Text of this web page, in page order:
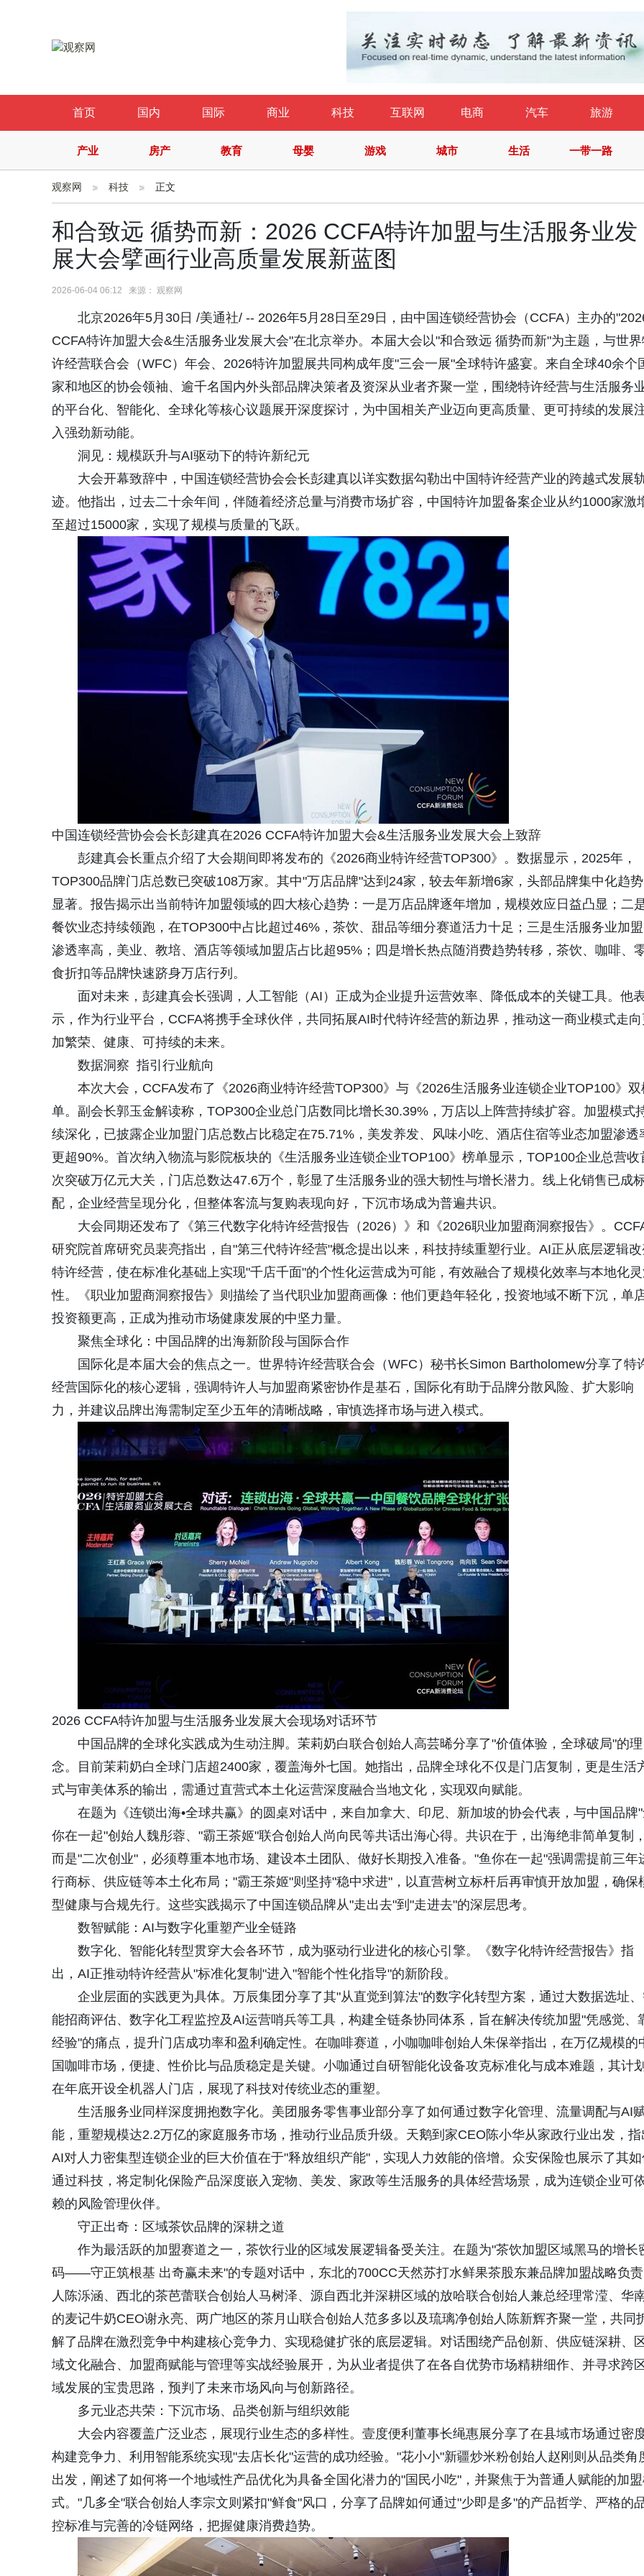
首页 国内 国际 商业 科技 互联网 电商 汽车 旅游
产业 房产 教育 母婴 游戏 城市 生活 一带一路
观察网 科技 正文
和合致远 循势而新：2026 CCFA特许加盟与生活服务业发
展大会擘画行业高质量发展新蓝图
2026-06-04 06:12 来源： 观察网
北京2026年5月30日 /美通社/ -- 2026年5月28日至29日，由中国连锁经营协会（CCFA）主办的
CCFA特许加盟大会&生活服务业发展大会"在北京举办。本届大会以"和合致远 循势而新"为主题，与世
许经营联合会（WFC）年会、2026特许加盟展共同构成年度"三会一展"全球特许盛宴。来自全球40余个
家和地区的协会领袖、逾千名国内外头部品牌决策者及资深从业者齐聚一堂，围绕特许经营与生活服务
的平台化、智能化、全球化等核心议题展开深度探讨，为中国相关产业迈向更高质量、更可持续的发展
入强劲新动能。
洞见：规模跃升与AI驱动下的特许新纪元
大会开幕致辞中，中国连锁经营协会会长彭建真以详实数据勾勒出中国特许经营产业的跨越式发展
迹。他指出，过去二十余年间，伴随着经济总量与消费市场扩容，中国特许加盟备案企业从约1000家激
至超过15000家，实现了规模与质量的飞跃。
中国连锁经营协会会长彭建真在2026 CCFA特许加盟大会&生活服务业发展大会上致辞
彭建真会长重点介绍了大会期间即将发布的《2026商业特许经营TOP300》。数据显示，2025年，
TOP300品牌门店总数已突破108万家。其中"万店品牌"达到24家，较去年新增6家，头部品牌集中化趋势
显著。报告揭示出当前特许加盟领域的四大核心趋势：一是万店品牌逐年增加，规模效应日益凸显；二
餐饮业态持续领跑，在TOP300中占比超过46%，茶饮、甜品等细分赛道活力十足；三是生活服务业加盟
渗透率高，美业、教培、酒店等领域加盟店占比超95%；四是增长热点随消费趋势转移，茶饮、咖啡、
食折扣等品牌快速跻身万店行列。
面对未来，彭建真会长强调，人工智能（AI）正成为企业提升运营效率、降低成本的关键工具。他
示，作为行业平台，CCFA将携手全球伙伴，共同拓展AI时代特许经营的新边界，推动这一商业模式走向
加繁荣、健康、可持续的未来。
数据洞察 指引行业航向
本次大会，CCFA发布了《2026商业特许经营TOP300》与《2026生活服务业连锁企业TOP100》双
单。副会长郭玉金解读称，TOP300企业总门店数同比增长30.39%，万店以上阵营持续扩容。加盟模式
续深化，已披露企业加盟门店总数占比稳定在75.71%，美发养发、风味小吃、酒店住宿等业态加盟渗透
更超90%。首次纳入物流与影院板块的《生活服务业连锁企业TOP100》榜单显示，TOP100企业总营收
次突破万亿元大关，门店总数达47.6万个，彰显了生活服务业的强大韧性与增长潜力。线上化销售已成
配，企业经营呈现分化，但整体客流与复购表现向好，下沉市场成为普遍共识。
大会同期还发布了《第三代数字化特许经营报告（2026）》和《2026职业加盟商洞察报告》。
研究院首席研究员裴亮指出，自"第三代特许经营"概念提出以来，科技持续重塑行业。AI正从底层逻辑
特许经营，使在标准化基础上实现"千店千面"的个性化运营成为可能，有效融合了规模化效率与本地化
性。《职业加盟商洞察报告》则描绘了当代职业加盟商画像：他们更趋年轻化，投资地域不断下沉，单
投资额更高，正成为推动市场健康发展的中坚力量。
聚焦全球化：中国品牌的出海新阶段与国际合作
国际化是本届大会的焦点之一。世界特许经营联合会（WFC）秘书长Simon Bartholomew分享了特
经营国际化的核心逻辑，强调特许人与加盟商紧密协作是基石，国际化有助于品牌分散风险、扩大影响
力，并建议品牌出海需制定至少五年的清晰战略，审慎选择市场与进入模式。
2026 CCFA特许加盟与生活服务业发展大会现场对话环节
中国品牌的全球化实践成为生动注脚。茉莉奶白联合创始人高芸晞分享了"价值体验，全球破局"的理
念。目前茉莉奶白全球门店超2400家，覆盖海外七国。她指出，品牌全球化不仅是门店复制，更是生活
式与审美体系的输出，需通过直营式本土化运营深度融合当地文化，实现双向赋能。
在题为《连锁出海•全球共赢》的圆桌对话中，来自加拿大、印尼、新加坡的协会代表，与中国品牌"
你在一起"创始人魏彤蓉、"霸王茶姬"联合创始人尚向民等共话出海心得。共识在于，出海绝非简单复制，
而是"二次创业"，必须尊重本地市场、建设本土团队、做好长期投入准备。"鱼你在一起"强调需提前三年
行商标、供应链等本土化布局；"霸王茶姬"则坚持"稳中求进"，以直营树立标杆后再审慎开放加盟，确保
型健康与合规先行。这些实践揭示了中国连锁品牌从"走出去"到"走进去"的深层思考。
数智赋能：AI与数字化重塑产业全链路
数字化、智能化转型贯穿大会各环节，成为驱动行业进化的核心引擎。《数字化特许经营报告》指
出，AI正推动特许经营从"标准化复制"进入"智能个性化指导"的新阶段。
企业层面的实践更为具体。万辰集团分享了其"从直觉到算法"的数字化转型方案，通过大数据选址
能招商评估、数字化工程监控及AI运营哨兵等工具，构建全链条协同体系，旨在解决传统加盟"凭感觉、
经验"的痛点，提升门店成功率和盈利确定性。在咖啡赛道，小咖咖啡创始人朱保举指出，在万亿规模的
国咖啡市场，便捷、性价比与品质稳定是关键。小咖通过自研智能化设备攻克标准化与成本难题，其计划
在年底开设全机器人门店，展现了科技对传统业态的重塑。
生活服务业同样深度拥抱数字化。美团服务零售事业部分享了如何通过数字化管理、流量调配与AI
能，重塑规模达2.2万亿的家庭服务市场，推动行业品质升级。天鹅到家CEO陈小华从家政行业出发，指
AI对人力密集型连锁企业的巨大价值在于"释放组织产能"，实现人力效能的倍增。众安保险也展示了其
通过科技，将定制化保险产品深度嵌入宠物、美发、家政等生活服务的具体经营场景，成为连锁企业可
赖的风险管理伙伴。
守正出奇：区域茶饮品牌的深耕之道
作为最活跃的加盟赛道之一，茶饮行业的区域发展逻辑备受关注。在题为"茶饮加盟区域黑马的增长
码——守正筑根基 出奇赢未来"的专题对话中，东北的700CC天然苏打水鲜果茶股东兼品牌加盟战略负责
人陈泺涵、西北的茶芭蕾联合创始人马树泽、源自西北并深耕区域的放哈联合创始人兼总经理常滢、华
的麦记牛奶CEO谢永亮、两广地区的茶月山联合创始人范多多以及琉璃净创始人陈新辉齐聚一堂，共同
解了品牌在激烈竞争中构建核心竞争力、实现稳健扩张的底层逻辑。对话围绕产品创新、供应链深耕、区
域文化融合、加盟商赋能与管理等实战经验展开，为从业者提供了在各自优势市场精耕细作、并寻求跨区
域发展的宝贵思路，预判了未来市场风向与创新路径。
多元业态共荣：下沉市场、品类创新与组织效能
大会内容覆盖广泛业态，展现行业生态的多样性。壹度便利董事长绳惠展分享了在县域市场通过密
构建竞争力、利用智能系统实现"去店长化"运营的成功经验。"花小小"新疆炒米粉创始人赵刚则从品类角
出发，阐述了如何将一个地域性产品优化为具备全国化潜力的"国民小吃"，并聚焦于为普通人赋能的加
式。"几多全"联合创始人李宗文则紧扣"鲜食"风口，分享了品牌如何通过"少即是多"的产品哲学、严格的
控标准与完善的冷链网络，把握健康消费趋势。